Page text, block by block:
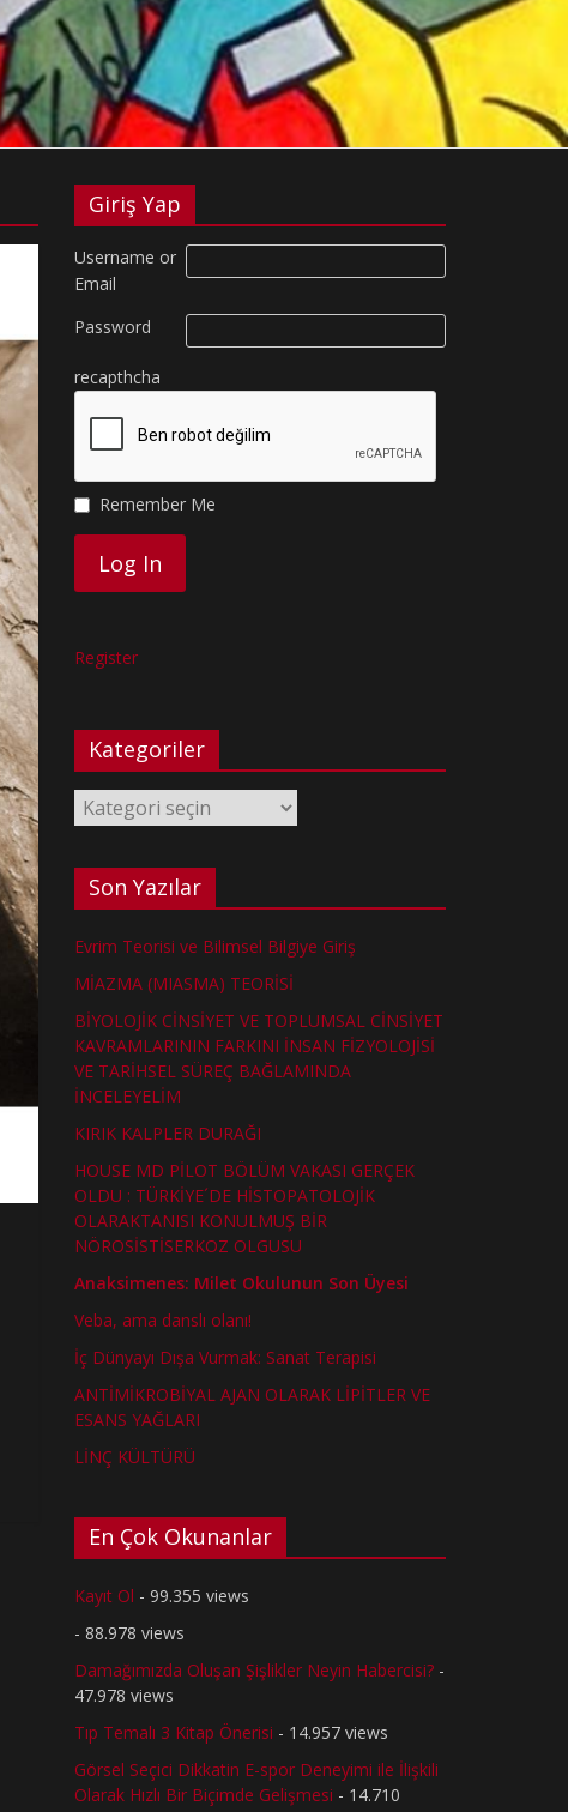
Giriş Yap
Username or
Email
Password
recapthcha
Remember Me
Register
Kategoriler
Kategoriler
Son Yazılar
Evrim Teorisi ve Bilimsel Bilgiye Giriş
MİAZMA (MIASMA) TEORİSİ
BİYOLOJİK CİNSİYET VE TOPLUMSAL CİNSİYET
KAVRAMLARININ FARKINI İNSAN FİZYOLOJİSİ
VE TARİHSEL SÜREÇ BAĞLAMINDA
İNCELEYELİM
KIRIK KALPLER DURAĞI
HOUSE MD PİLOT BÖLÜM VAKASI GERÇEK
OLDU : TÜRKİYE´DE HİSTOPATOLOJİK
OLARAKTANISI KONULMUŞ BİR
NÖROSİSTİSERKOZ OLGUSU
Anaksimenes: Milet Okulunun Son Üyesi
Veba, ama danslı olanı!
İç Dünyayı Dışa Vurmak: Sanat Terapisi
ANTİMİKROBİYAL AJAN OLARAK LİPİTLER VE
ESANS YAĞLARI
LİNÇ KÜLTÜRÜ
En Çok Okunanlar
Kayıt Ol - 99.355 views
- 88.978 views
Damağımızda Oluşan Şişlikler Neyin Habercisi? -
47.978 views
Tıp Temalı 3 Kitap Önerisi - 14.957 views
Görsel Seçici Dikkatin E-spor Deneyimi ile İlişkili
Olarak Hızlı Bir Biçimde Gelişmesi - 14.710